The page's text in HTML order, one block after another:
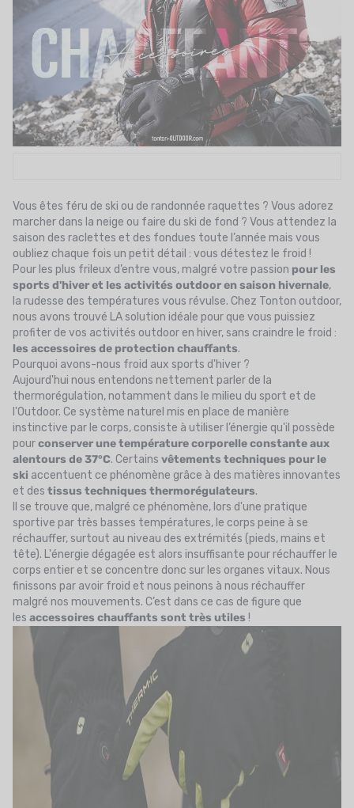
CARTE CADEAU
MON PANIER
LE BLOG DES TONTONS
CONTACT
Vous êtes féru de ski ou de randonnée raquettes ? Vous adorez
marcher dans la neige ou faire du ski de fond ? Vous attendez la
saison des raclettes et des fondues toute l’année mais vous
oubliez chaque fois un petit détail : vous détestez le froid !
Pour les plus frileux d’entre vous, malgré votre passion pour les
sports d'hiver et les activités outdoor en saison hivernale,
la rudesse des températures vous révulse. Chez Tonton outdoor,
nous avons trouvé LA solution idéale pour que vous puissiez
profiter de vos activités outdoor en hiver, sans craindre le froid :
les accessoires de protection chauffants.
Pourquoi avons-nous froid aux sports d'hiver ?
Aujourd'hui nous entendons nettement parler de la
thermorégulation, notamment dans le milieu du sport et de
l'Outdoor. Ce système naturel mis en place de manière
instinctive par le corps, consiste à utiliser l’énergie qu'il possède
pourconserver une température corporelle constante aux
alentours de 37°C. Certains vêtements techniques pour le
ski accentuent ce phénomène grâce à des matières innovantes
et des tissus techniques thermorégulateurs.
Il se trouve que, malgré ce phénomène, lors d'une pratique
sportive par très basses températures, le corps peine à se
réchauffer, surtout au niveau des extrémités (pieds, mains et
tête). L'énergie dégagée est alors insuffisante pour réchauffer le
corps entier et se concentre donc sur les organes vitaux. Nous
finissons par avoir froid et nous peinons à nous réchauffer
malgré nos mouvements. C’est dans ce cas de figure que
les accessoires chauffants sont très utiles !